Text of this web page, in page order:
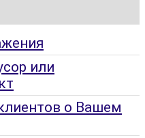
или
о Вашем